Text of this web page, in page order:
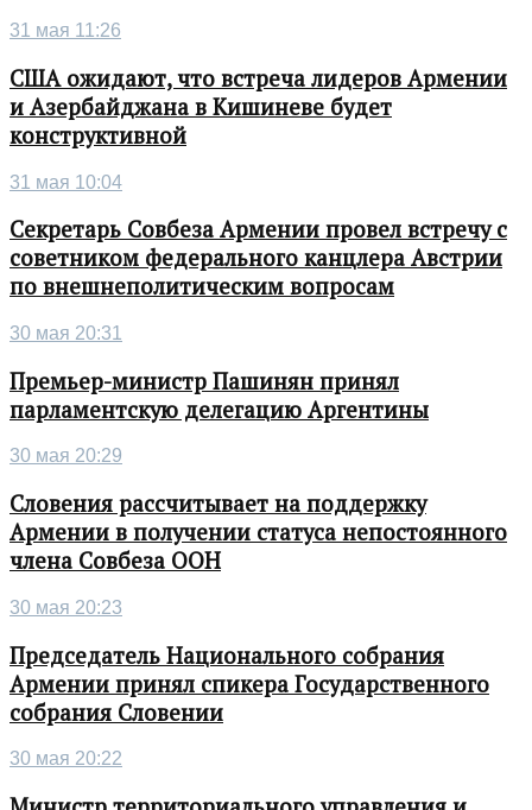
31 мая 11:26
США ожидают, что встреча лидеров Армении
и Азербайджана в Кишиневе будет
конструктивной
31 мая 10:04
Секретарь Совбеза Армении провел встречу с
советником федерального канцлера Австрии
по внешнеполитическим вопросам
30 мая 20:31
Премьер-министр Пашинян принял
парламентскую делегацию Аргентины
30 мая 20:29
Словения рассчитывает на поддержку
Армении в получении статуса непостоянного
члена Совбеза ООН
30 мая 20:23
Председатель Национального собрания
Армении принял спикера Государственного
собрания Словении
30 мая 20:22